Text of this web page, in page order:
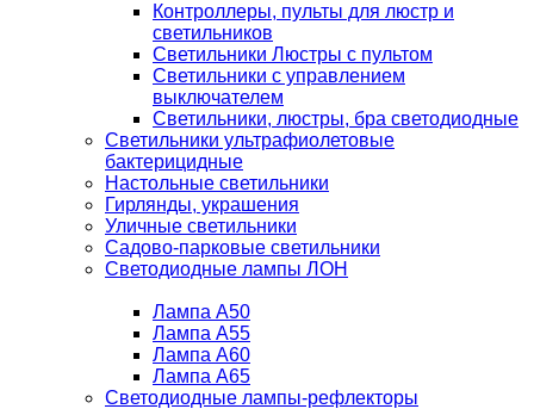
Контроллеры, пульты для люстр и
светильников
Светильники Люстры с пультом
Светильники с управлением
выключателем
Светильники, люстры, бра светодиодные
Светильники ультрафиолетовые
бактерицидные
Настольные светильники
Гирлянды, украшения
Уличные светильники
Садово-парковые светильники
Светодиодные лампы ЛОН
Лампа A50
Лампа A55
Лампа A60
Лампа A65
Светодиодные лампы-рефлекторы